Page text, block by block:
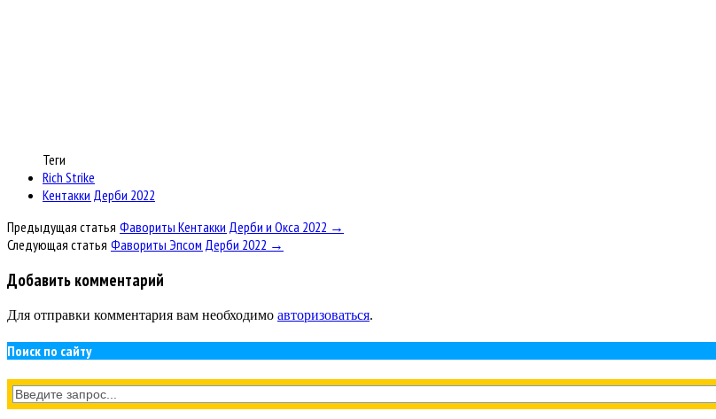
Теги
Rich Strike
Кентакки Дерби 2022
Предыдущая статья Фавориты Кентакки Дерби и Окса 2022 →
Следующая статья Фавориты Эпсом Дерби 2022 →
Добавить комментарий
Для отправки комментария вам необходимо авторизоваться.
Поиск по сайту